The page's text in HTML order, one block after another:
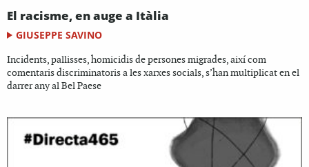
El racisme, en auge a Itàlia
GIUSEPPE SAVINO
Incidents, pallisses, homicidis de persones migrades, així com
comentaris discriminatoris a les xarxes socials, s’han multiplicat en el
darrer any al Bel Paese